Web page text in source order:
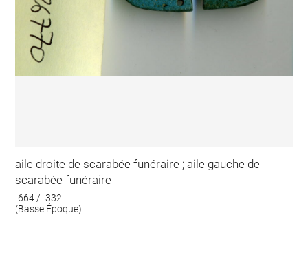
aile droite de scarabée funéraire ; aile gauche de
scarabée funéraire
-664 / -332
(Basse Époque)